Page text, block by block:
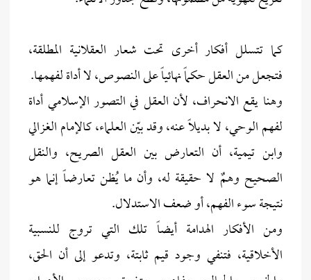
كما تتسلل أفكار أخرى تحت شعار العقلانية المطلقة،
فتجعل من العقل حكماً نهائياً على النصوص، لا أداة لفهمها.
وهنا يقع الانحراف، لأن العقل في التصور الإسلامي أداة
لفهم الوحي، لا بديلاً عنه، وقد بيّن العلماء، كالإمام الغزالي
وابن تيمية، أن التعارض بين العقل الصريح، والنقل
الصحيح وهمٌ لا حقيقة له، وأن ما يُظن تعارضاً إنما هو
نتيجة سوء الفهم، أو ضعف الاستدلال.
ومن الأفكار الهدامة أيضاً تلك التي تروج للنسبية
الأخلاقية، فتنفي وجود قيم ثابتة، وتدعو إلى أن الحق،